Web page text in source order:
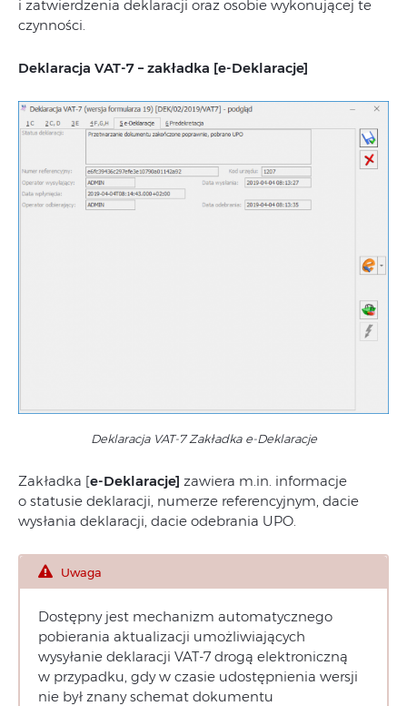
i zatwierdzenia deklaracji oraz osobie wykonującej te
czynności.
Deklaracja VAT-7 – zakładka [e-Deklaracje]
Deklaracja VAT-7 Zakładka e-Deklaracje
Zakładka [e-Deklaracje] zawiera m.in. informacje
o statusie deklaracji, numerze referencyjnym, dacie
wysłania deklaracji, dacie odebrania UPO.
Uwaga
Dostępny jest mechanizm automatycznego
pobierania aktualizacji umożliwiających
wysyłanie deklaracji VAT-7 drogą elektroniczną
w przypadku, gdy w czasie udostępnienia wersji
nie był znany schemat dokumentu